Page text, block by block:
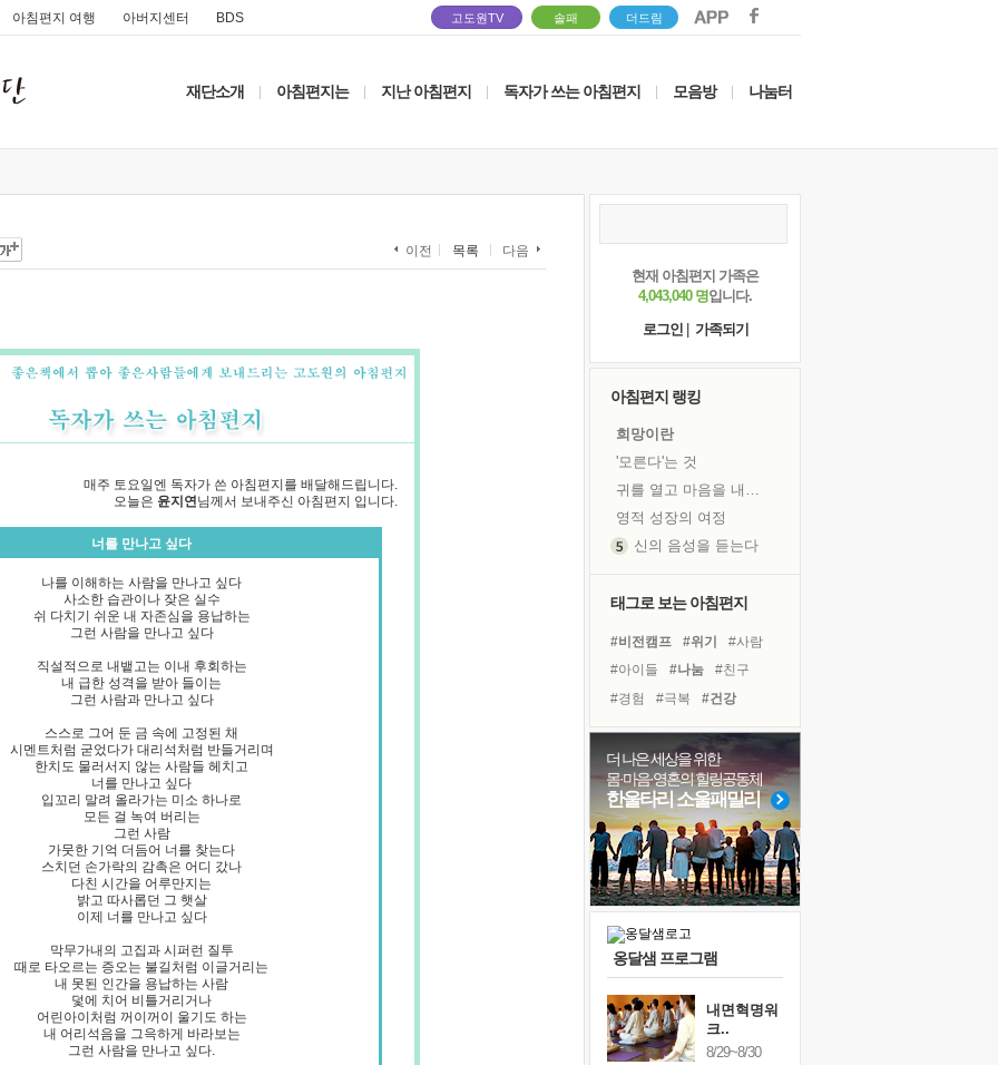
아침편지 여행 아버지센터 BDS 고도원TV 솔패 더드림
재단소개 아침편지는 지난 아침편지 독자가 쓰는 아침편지 모음방 나눔터
이전 목록 다음
매주 토요일엔 독자가 쓴 아침편지를 배달해드립니다.
오늘은 윤지연님께서 보내주신 아침편지 입니다.
너를 만나고 싶다
나를 이해하는 사람을 만나고 싶다
사소한 습관이나 잦은 실수
쉬 다치기 쉬운 내 자존심을 용납하는
그런 사람을 만나고 싶다
직설적으로 내뱉고는 이내 후회하는
내 급한 성격을 받아 들이는
그런 사람과 만나고 싶다
스스로 그어 둔 금 속에 고정된 채
시멘트처럼 굳었다가 대리석처럼 반들거리며
한치도 물러서지 않는 사람들 헤치고
너를 만나고 싶다
입꼬리 말려 올라가는 미소 하나로
모든 걸 녹여 버리는
그런 사람
가뭇한 기억 더듬어 너를 찾는다
스치던 손가락의 감촉은 어디 갔나
다친 시간을 어루만지는
밝고 따사롭던 그 햇살
이제 너를 만나고 싶다
막무가내의 고집과 시퍼런 질투
때로 타오르는 증오는 불길처럼 이글거리는
내 못된 인간을 용납하는 사람
덫에 치어 비틀거리거나
어린아이처럼 꺼이꺼이 울기도 하는
내 어리석음을 그윽하게 바라보는
그런 사람을 만나고 싶다.
현재 아침편지 가족은
4,043,040 명입니다.
로그인
가족되기
아침편지 랭킹
희망이란
'모른다'는 것
귀를 열고 마음을 내어주고
영적 성장의 여정
신의 음성을 듣는다
극과 극의 양 끝단
'말 타는 법'을 먼저
졸업식 사진을 보며
극심한 변비, 어깨결림, 수면 장애
아픈 아버지를 위한 공간 설계
슬럼프
보고 싶은 어머니
유년 시절의 부산 영도 바다
못된 꼰대들
너무 황홀한 꽃들이여!
태그로 보는 아침편지
#비전캠프 #위기
#사람
#아이들
#나눔
#친구
#경험
#극복
#건강
#다짐
#바이러스
#희망
#힐링
#도움 #계획
#삶
#유튜브
#선택
#면역력
#명상
#링컨학교
더 나은 세상을 위한
몸·마음·영혼의 힐링공동체
한울타리 소울패밀리
옹달샘 프로그램
내면혁명워
크..
8/29~8/30